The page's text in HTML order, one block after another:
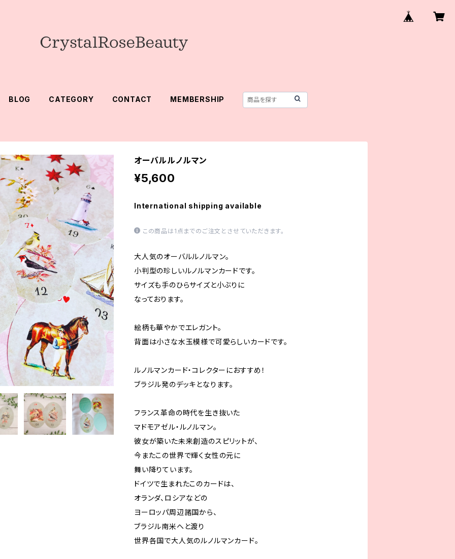
BLOG CATEGORY CONTACT MEMBERSHIP
オーバルルノルマン
¥5,600
International shipping available
この商品は1点までのご注文とさせていただきます。
大人気のオーバルルノルマン。
小判型の珍しいルノルマンカードです。
サイズも手のひらサイズと小ぶりに
なっております。
絵柄も華やかでエレガント。
背面は小さな水玉模様で可愛らしいカードです。
ルノルマンカード・コレクターにおすすめ！
ブラジル発のデッキとなります。
フランス革命の時代を生き抜いた
マドモアゼル・ルノルマン。
彼女が築いた未来創造のスピリットが、
今またこの世界で輝く女性の元に
舞い降りています。
ドイツで生まれたこのカードは、
オランダ、ロシアなどの
ヨーロッパ周辺諸国から、
ブラジル南米へと渡り
世界各国で大人気のルノルマンカード。